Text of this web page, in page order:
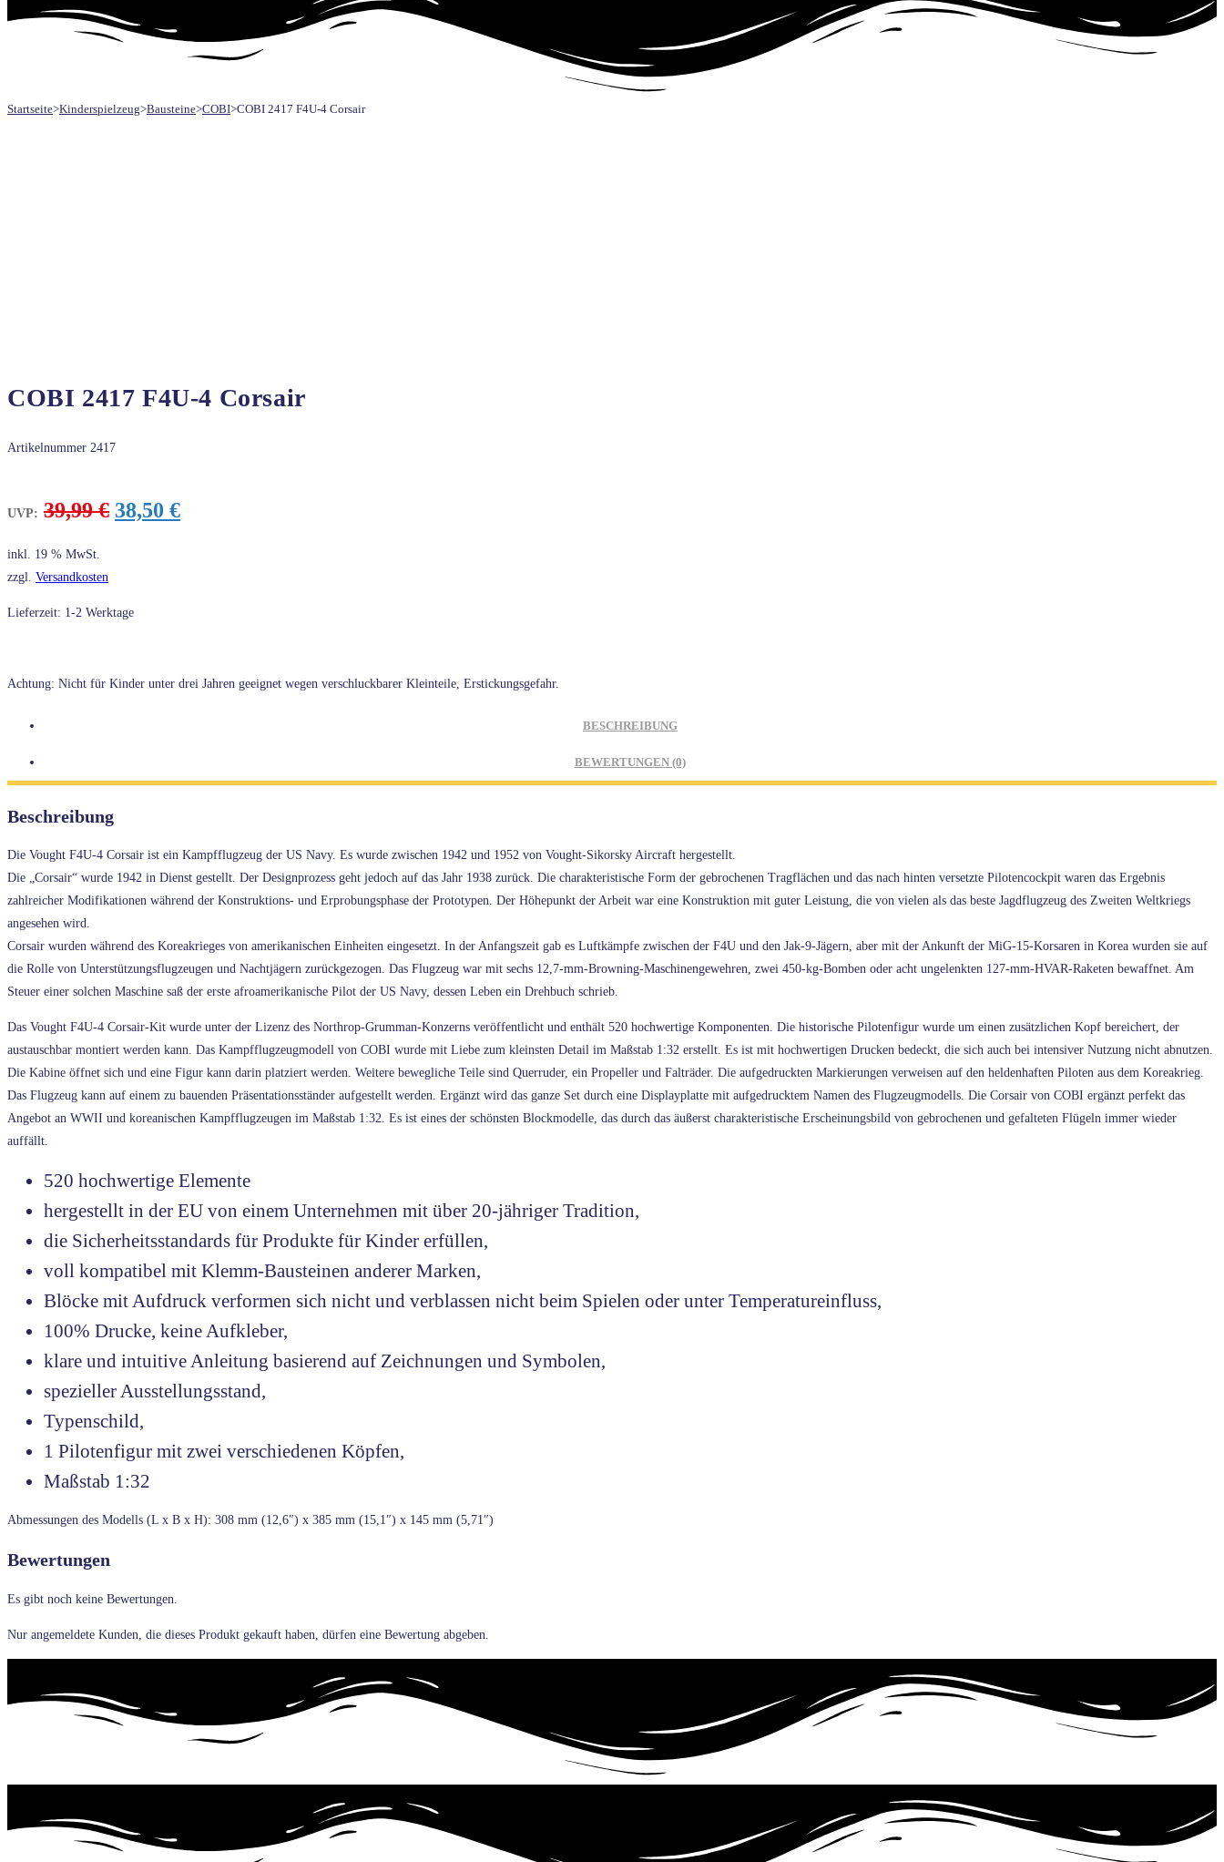
Startseite>Kinderspielzeug>Bausteine>COBI>COBI 2417 F4U-4 Corsair
COBI 2417 F4U-4 Corsair
Artikelnummer 2417
UVP: 39,99€ Ursprünglicher
38,50 €Aktueller
inkl. 19 % MwSt.
zzgl. Versandkosten
Lieferzeit: 1-2 Werktage
Achtung: Nicht für Kinder unter drei Jahren geeignet wegen verschluckbarer Kleinteile, Erstickungsgefahr.
BESCHREIBUNG
BEWERTUNGEN (0)
Beschreibung
Die Vought F4U-4 Corsair ist ein Kampfflugzeug der US Navy. Es wurde zwischen 1942 und 1952 von Vought-Sikorsky Aircraft hergestellt.
Die „Corsair“ wurde 1942 in Dienst gestellt. Der Designprozess geht jedoch auf das Jahr 1938 zurück. Die charakteristische Form der gebrochenen Tragflächen und das nach hinten versetzte Pilotencockpit waren das Ergebnis
zahlreicher Modifikationen während der Konstruktions- und Erprobungsphase der Prototypen. Der Höhepunkt der Arbeit war eine Konstruktion mit guter Leistung, die von vielen als das beste Jagdflugzeug des Zweiten Weltkriegs
angesehen wird.
Corsair wurden während des Koreakrieges von amerikanischen Einheiten eingesetzt. In der Anfangszeit gab es Luftkämpfe zwischen der F4U und den Jak-9-Jägern, aber mit der Ankunft der MiG-15-Korsaren in Korea wurden sie auf
die Rolle von Unterstützungsflugzeugen und Nachtjägern zurückgezogen. Das Flugzeug war mit sechs 12,7-mm-Browning-Maschinengewehren, zwei 450-kg-Bomben oder acht ungelenkten 127-mm-HVAR-Raketen bewaffnet. Am
Steuer einer solchen Maschine saß der erste afroamerikanische Pilot der US Navy, dessen Leben ein Drehbuch schrieb.
Das Vought F4U-4 Corsair-Kit wurde unter der Lizenz des Northrop-Grumman-Konzerns veröffentlicht und enthält 520 hochwertige Komponenten. Die historische Pilotenfigur wurde um einen zusätzlichen Kopf bereichert, der
austauschbar montiert werden kann. Das Kampfflugzeugmodell von COBI wurde mit Liebe zum kleinsten Detail im Maßstab 1:32 erstellt. Es ist mit hochwertigen Drucken bedeckt, die sich auch bei intensiver Nutzung nicht abnutzen.
Die Kabine öffnet sich und eine Figur kann darin platziert werden. Weitere bewegliche Teile sind Querruder, ein Propeller und Falträder. Die aufgedruckten Markierungen verweisen auf den heldenhaften Piloten aus dem Koreakrieg.
Das Flugzeug kann auf einem zu bauenden Präsentationsständer aufgestellt werden. Ergänzt wird das ganze Set durch eine Displayplatte mit aufgedrucktem Namen des Flugzeugmodells. Die Corsair von COBI ergänzt perfekt das
Angebot an WWII und koreanischen Kampfflugzeugen im Maßstab 1:32. Es ist eines der schönsten Blockmodelle, das durch das äußerst charakteristische Erscheinungsbild von gebrochenen und gefalteten Flügeln immer wieder
auffällt.
520 hochwertige Elemente
hergestellt in der EU von einem Unternehmen mit über 20-jähriger Tradition,
die Sicherheitsstandards für Produkte für Kinder erfüllen,
voll kompatibel mit Klemm-Bausteinen anderer Marken,
Blöcke mit Aufdruck verformen sich nicht und verblassen nicht beim Spielen oder unter Temperatureinfluss,
100% Drucke, keine Aufkleber,
klare und intuitive Anleitung basierend auf Zeichnungen und Symbolen,
spezieller Ausstellungsstand,
Typenschild,
1 Pilotenfigur mit zwei verschiedenen Köpfen,
Maßstab 1:32
Abmessungen des Modells (L x B x H): 308 mm (12,6″) x 385 mm (15,1″) x 145 mm (5,71″)
Bewertungen
Es gibt noch keine Bewertungen.
Nur angemeldete Kunden, die dieses Produkt gekauft haben, dürfen eine Bewertung abgeben.